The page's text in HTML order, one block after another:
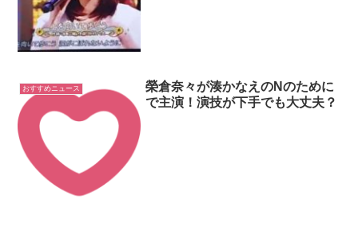
おすすめニュース
榮倉奈々が湊かなえのNのために
で主演！演技が下手でも大丈夫？